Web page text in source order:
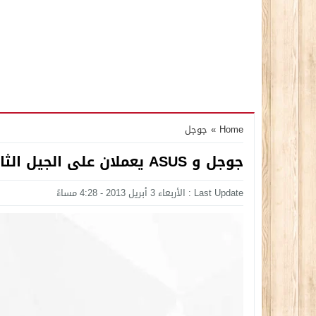
Home
» جوجل
جوجل و ASUS يعملان على الجيل الثاني من نيكسوس 7
Last Update : الأربعاء 3 أبريل 2013 - 4:28 مساءً